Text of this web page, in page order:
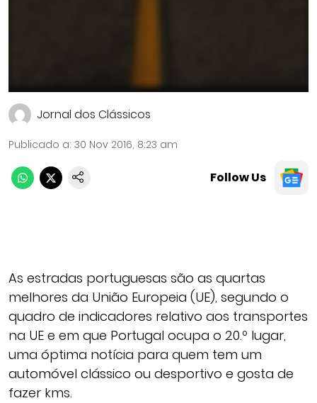
Jornal dos Clássicos
Publicado a: 30 Nov 2016, 8:23 am
Follow Us
As estradas portuguesas são as quartas
melhores da União Europeia (UE), segundo o
quadro de indicadores relativo aos transportes
na UE e em que Portugal ocupa o 20.º lugar,
uma óptima notícia para quem tem um
automóvel clássico ou desportivo e gosta de
fazer kms.